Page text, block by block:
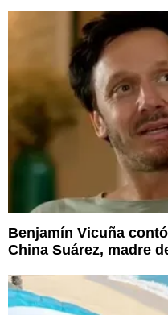
Benjamín Vicuña
China Suárez, madre